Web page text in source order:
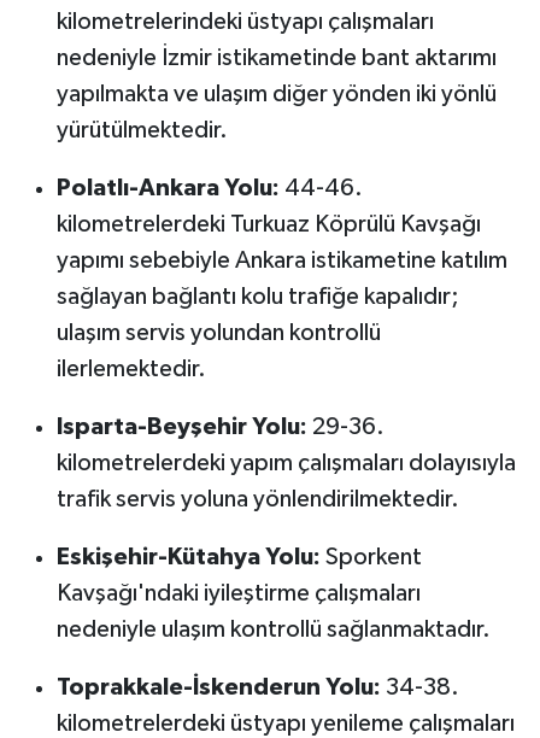
kilometrelerindeki üstyapı çalışmaları
nedeniyle İzmir istikametinde bant aktarımı
yapılmakta ve ulaşım diğer yönden iki yönlü
yürütülmektedir.
Polatlı-Ankara Yolu: 44-46.
kilometrelerdeki Turkuaz Köprülü Kavşağı
yapımı sebebiyle Ankara istikametine katılım
sağlayan bağlantı kolu trafiğe kapalıdır;
ulaşım servis yolundan kontrollü
ilerlemektedir.
Isparta-Beyşehir Yolu: 29-36.
kilometrelerdeki yapım çalışmaları dolayısıyla
trafik servis yoluna yönlendirilmektedir.
Eskişehir-Kütahya Yolu: Sporkent
Kavşağı'ndaki iyileştirme çalışmaları
nedeniyle ulaşım kontrollü sağlanmaktadır.
Toprakkale-İskenderun Yolu: 34-38.
kilometrelerdeki üstyapı yenileme çalışmaları
OLAY
OTOMOTİV
SAĞLIK
SEYAHAT
Sındırgı
SÜRMANŞET
TARİHTE BUGÜN